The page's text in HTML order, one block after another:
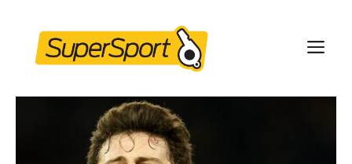
content